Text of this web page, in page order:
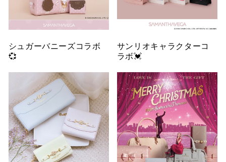
シュガーバニーズコラボ
💞
サンリオキャラクターコ
ラボ💓